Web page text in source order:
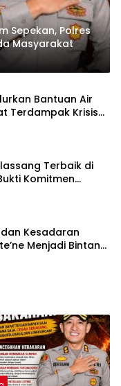
Sepekan, Polres
Masyarakat
Bantuan Air
Terdampak Krisis
Terbaik di
Komitmen
Berkualitas
Kesadaran
Menjadi Bintang